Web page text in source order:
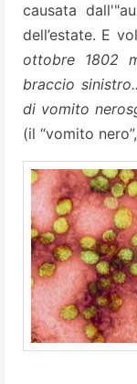
causata
dell’estate. E
ottobre 1802
braccio
di vomito
(il “vomito